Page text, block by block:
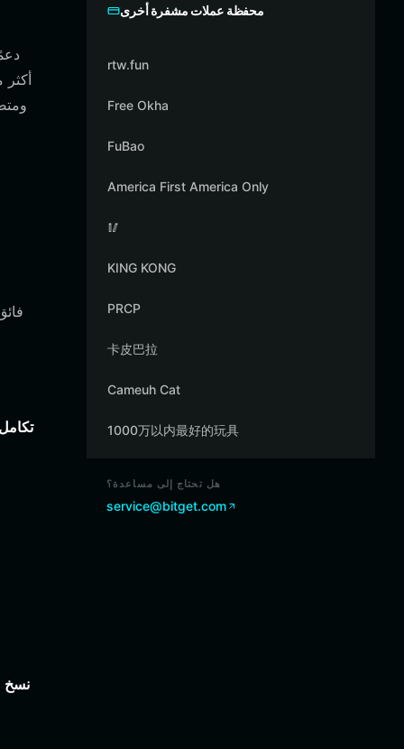
نسخ
محفظة عملات مشفرة أخرى
rtw.fun
Free Okha
FuBao
America First America Only
🥢
KING KONG
PRCP
卡皮巴拉
Cameuh Cat
1000万以内最好的玩具
هل تحتاج إلى مساعدة؟
service@bitget.com